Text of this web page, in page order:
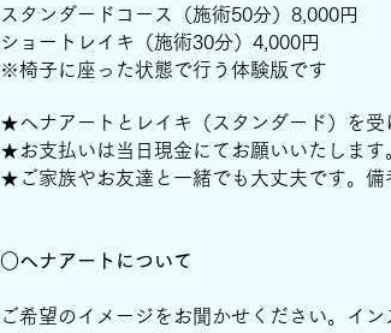
スタンダードコース（施術50分）8,000円
ショートレイキ（施術30分）4,000円
※椅子に座った状態で行う体験版です
★ヘナアートとレイキ（スタンダード）を
★お支払いは当日現金にてお願いいたします
★ご家族やお友達と一緒でも大丈夫です。備
○ヘナアート について
ご希望のイメージをお聞かせください。イ